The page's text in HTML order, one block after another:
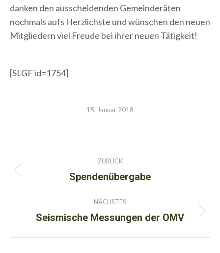
danken den ausscheidenden Gemeinderäten
nochmals aufs Herzlichste und wünschen den neuen
Mitgliedern viel Freude bei ihrer neuen Tätigkeit!
[SLGF id=1754]
15. Januar 2018
Kommentarnavigation
ZURÜCK
Vorheriger
Spendenübergabe
NÄCHSTES
Nächster
Seismische Messungen der OMV